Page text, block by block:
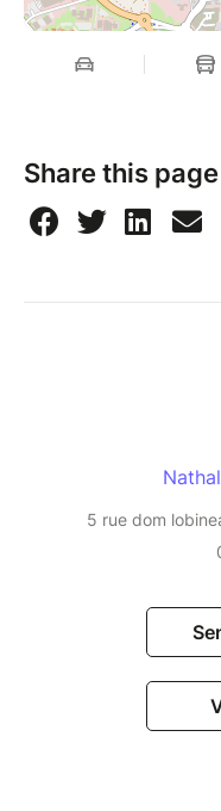
Share this page
5 rue dom